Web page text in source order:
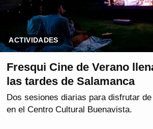
ACTIVIDADES
Fresqui Cine de Verano
las tardes de Salamanca
Dos sesiones diarias para disfrutar
en el Centro Cultural Buenavista.